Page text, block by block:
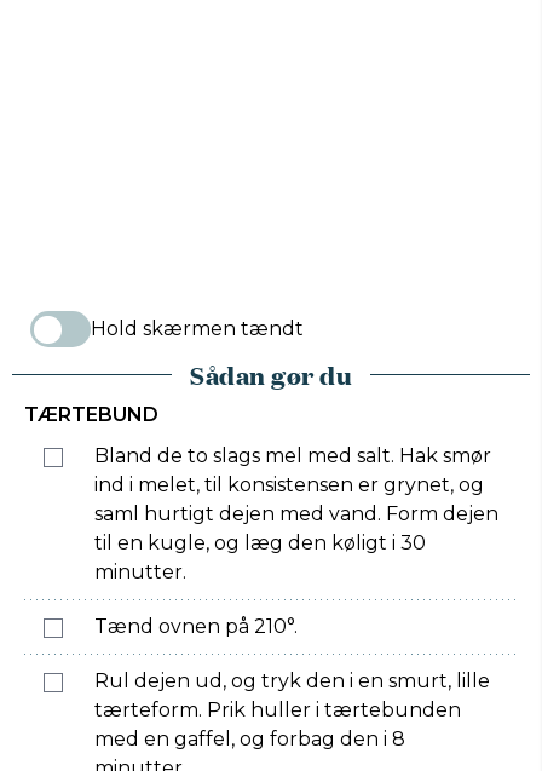
Hold skærmen tændt
Sådan gør du
TÆRTEBUND
Bland de to slags mel med salt. Hak smør
ind i melet, til konsistensen er grynet, og
saml hurtigt dejen med vand. Form dejen
til en kugle, og læg den køligt i 30
minutter.
Tænd ovnen på 210°.
Rul dejen ud, og tryk den i en smurt, lille
tærteform. Prik huller i tærtebunden
med en gaffel, og forbag den i 8